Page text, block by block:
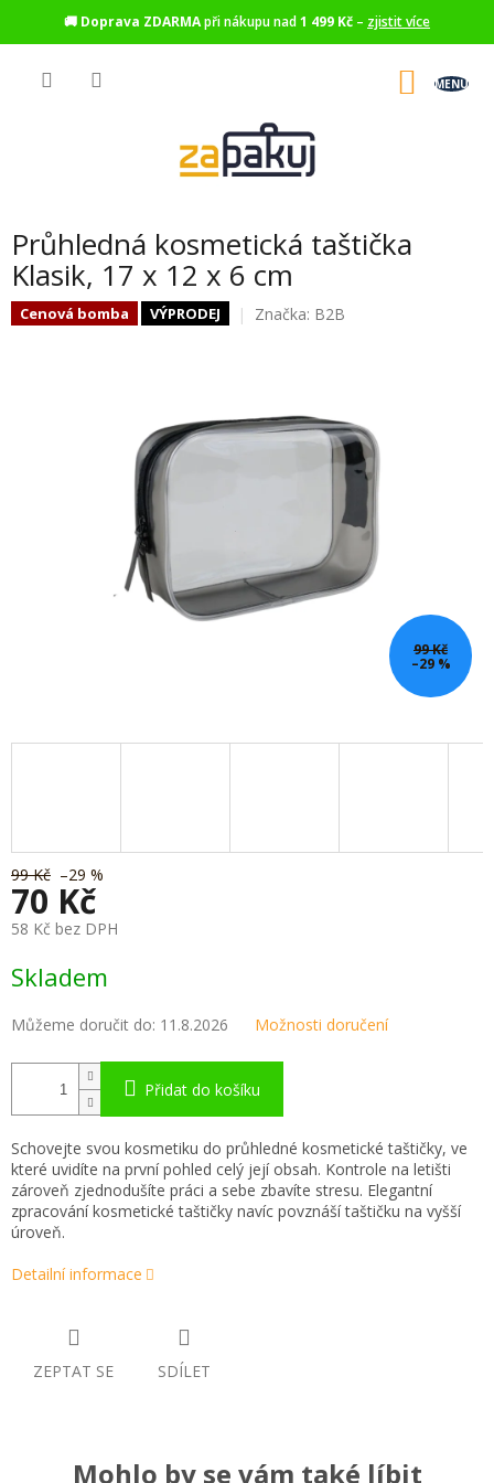
🚚 Doprava ZDARMApři nákupu nad1 499 Kč – zjistit více
Průhledná kosmetická taštička
Klasik, 17 x 12 x 6 cm
Cenová bomba VÝPRODEJ Značka: B2B
99 Kč
–29 %
99 Kč –29 %
70 Kč
58 Kč bez DPH
cena:
Skladem
Můžeme doručit do: 11.8.2026 Možnosti doručení
Přidat do košíku
Schovejte svou kosmetiku do průhledné kosmetické taštičky, ve
které uvidíte na první pohled celý její obsah. Kontrole na letišti
zároveň zjednodušíte práci a sebe zbavíte stresu. Elegantní
zpracování kosmetické taštičky navíc povznáší taštičku na vyšší
úroveň.
Detailní informace
ZEPTAT SE SDÍLET
Mohlo by se vám také líbit